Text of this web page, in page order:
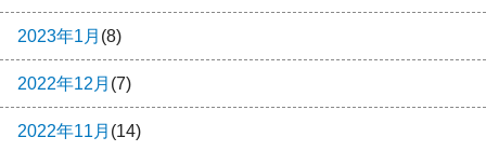
2023年1月 (8)
2022年12月 (7)
2022年11月 (14)